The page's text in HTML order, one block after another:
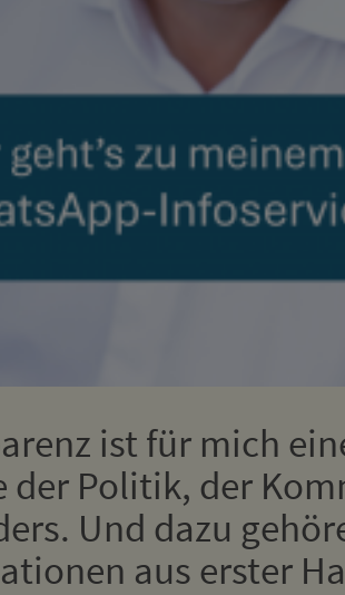
ist für mich
der Politik, der
Und dazu
aus erster